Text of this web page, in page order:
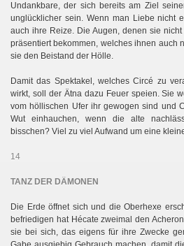
Undankbare, der sich bereits am Ziel
unglücklicher sein. Wenn man Liebe nicht
auch ihre Reize. Die Augen, denen sie
präsentiert bekommen, welches ihnen auch
sie den Beistand der Hölle.
Damit das Spektakel, welches Circé zu
wirkt, soll der Ätna dazu Feuer speien. Sie
vom höllischen Ufer ihr gewogen sind und
Wut einhauchen, wenn die alte
bisschen? Viel zu viel Aufwand um eine
14
TANZ DER DÄMONEN
Die Erde öffnet sich und die Oberhexe
befriedigen hat Hécate zweimal den
sie bei sich, das eigens für ihre Zwecke